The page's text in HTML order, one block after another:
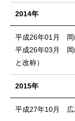
2014年
平成26年01月 岡
平成26年03月 岡
と改称）
2015年
平成27年10月 広